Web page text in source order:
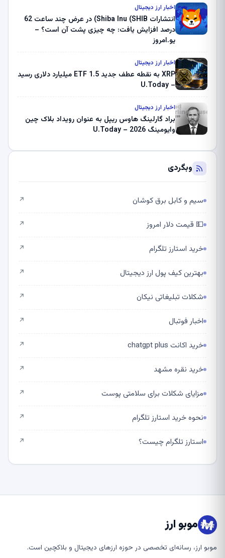
ثبت کرد – گزارش کریپتو صبح – U.Today
اخبار ارز دیجیتال
انتشارات Shiba Inu (SHIB) در عرض چند ساعت 62
درصد افزایش یافت: چه چیزی پشت آن است؟ –
یو.امروز
اخبار ارز دیجیتال
XRP به نقطه عطف جدید ETF 1.5 میلیارد دلاری رسید
– U.Today
اخبار ارز دیجیتال
براد گارلینگ هاوس ریپل به عنوان رویداد بلاک چین
وایومینگ 2026 – U.Today
وبگردی
سیم و کابل برق کوشان ↗
💵 قیمت دلار امروز ↗
خرید استارز تلگرام ↗
بهترین کیف پول ارز دیجیتال ↗
شکلات تبلیغاتی نیکان ↗
اخبار فوتبال ↗
خرید اکانت chatgpt plus ↗
خرید نقره مشهد ↗
مزایای شکلات برای سلامتی پوست ↗
نحوه خرید استارز تلگرام ↗
استارز تلگرام چیست؟ ↗
موبو ارز
موبو ارز، رسانه‌ای تخصصی در حوزه ارزهای دیجیتال و بلاکچین است.